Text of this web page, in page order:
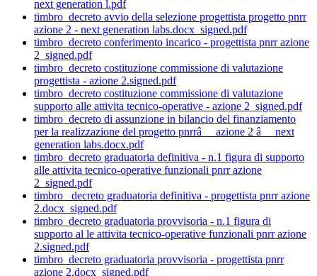
next generation l.pdf
timbro_decreto avvio della selezione progettista progetto pnrr
azione 2 - next generation labs.docx_signed.pdf
timbro_decreto conferimento incarico - progettista pnrr azione
2_signed.pdf
timbro_decreto costituzione commissione di valutazione
progettista - azione 2.signed.pdf
timbro_decreto costituzione commissione di valutazione
supporto alle attivita tecnico-operative - azione 2_signed.pdf
timbro_decreto di assunzione in bilancio del finanziamento
per la realizzazione del progetto pnrrâ__ azione 2 â__ next
generation labs.docx.pdf
timbro_decreto graduatoria definitiva - n.1 figura di supporto
alle attivita tecnico-operative funzionali pnrr azione
2_signed.pdf
timbro_ decreto graduatoria definitiva - progettista pnrr azione
2.docx_signed.pdf
timbro_decreto graduatoria provvisoria - n.1 figura di
supporto al le attivita tecnico-operative funzionali pnrr azione
2.signed.pdf
timbro_decreto graduatoria provvisoria - progettista pnrr
azione 2.docx_signed.pdf